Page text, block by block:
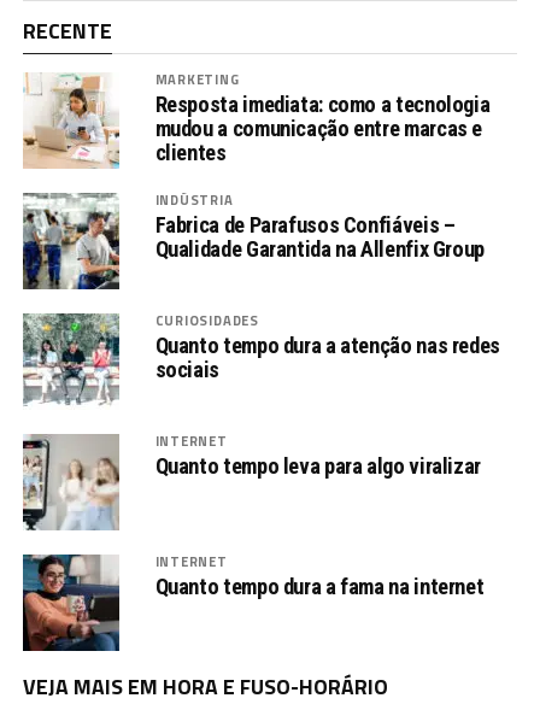
RECENTE
MARKETING
Resposta imediata: como a tecnologia
mudou a comunicação entre marcas e
clientes
INDÚSTRIA
Fabrica de Parafusos Confiáveis –
Qualidade Garantida na Allenfix Group
CURIOSIDADES
Quanto tempo dura a atenção nas redes
sociais
INTERNET
Quanto tempo leva para algo viralizar
INTERNET
Quanto tempo dura a fama na internet
VEJA MAIS EM HORA E FUSO-HORÁRIO